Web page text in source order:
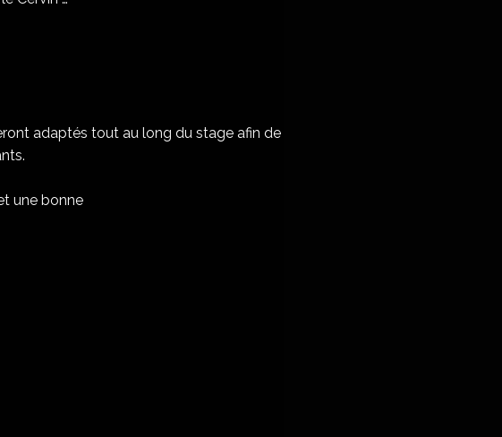
adaptés tout au long du stage afin de
une bonne